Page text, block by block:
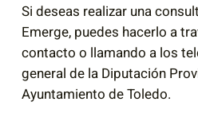
Si deseas realizar una
Emerge, puedes hacerlo a
contacto o llamando a los
general de la Diputación
Ayuntamiento de Toledo.